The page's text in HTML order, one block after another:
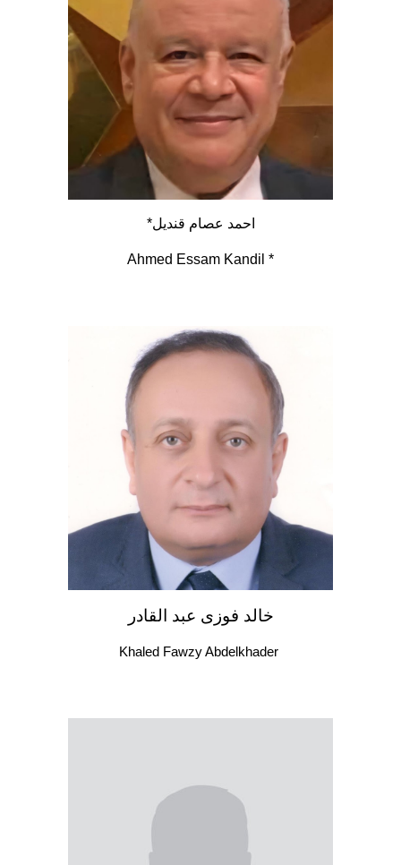
*احمد عصام قنديل
Ahmed Essam Kandil *
خالد فوزى عبد القادر
Khaled Fawzy Abdelkhader